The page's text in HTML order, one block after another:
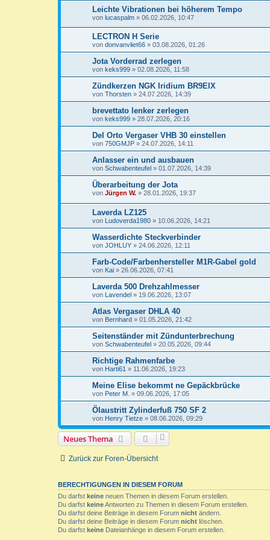
Leichte Vibrationen bei höherem Tempo
von lucaspalm » 06.02.2026, 10:47
LECTRON H Serie
von donvanvliet66 » 03.08.2026, 01:26
Jota Vorderrad zerlegen
von keks999 » 02.08.2026, 11:58
Zündkerzen NGK Iridium BR9EIX
von Thorsten » 24.07.2026, 14:39
brevettato lenker zerlegen
von keks999 » 28.07.2026, 20:16
Del Orto Vergaser VHB 30 einstellen
von 750GMJP » 24.07.2026, 14:11
Anlasser ein und ausbauen
von Schwabenteufel » 01.07.2026, 14:39
Überarbeitung der Jota
von Jürgen W. » 28.01.2026, 19:37
Laverda LZ125
von Ludoverda1980 » 10.06.2026, 14:21
Wasserdichte Steckverbinder
von JOHLUY » 24.06.2026, 12:11
Farb-Code/Farbenhersteller M1R-Gabel gold
von Kai » 26.06.2026, 07:41
Laverda 500 Drehzahlmesser
von Lavendel » 19.06.2026, 13:07
Atlas Vergaser DHLA 40
von Bernhard » 01.05.2026, 21:42
Seitenständer mit Zündunterbrechung
von Schwabenteufel » 20.05.2026, 09:44
Richtige Rahmenfarbe
von Harti61 » 11.06.2026, 19:23
Meine Elise bekommt ne Gepäckbrücke
von Peter M. » 09.06.2026, 17:05
Ölaustritt Zylinderfuß 750 SF 2
von Henry Tietze » 08.06.2026, 09:29
Neues Thema
Zurück zur Foren-Übersicht
BERECHTIGUNGEN IN DIESEM FORUM
Du darfst keine neuen Themen in diesem Forum erstellen.
Du darfst keineAntworten zu Themen in diesem Forum erstellen.
Du darfst deine Beiträge in diesem Forum nicht ändern.
Du darfst deine Beiträge in diesem Forum nicht löschen.
Du darfst keine Dateianhänge in diesem Forum erstellen.